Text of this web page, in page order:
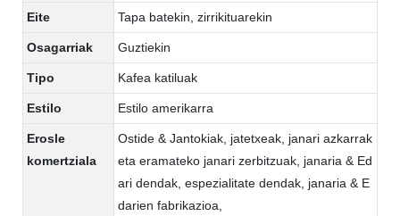
Eite Tapa batekin, zirrikituarekin
Osagarriak Guztiekin
Tipo Kafea katiluak
Estilo Estilo amerikarra
Erosle
komertziala
Ostide & Jantokiak, jatetxeak, janari azkarrak
eta eramateko janari zerbitzuak, janaria & Ed
ari dendak, espezialitate dendak, janaria & E
darien fabrikazioa,